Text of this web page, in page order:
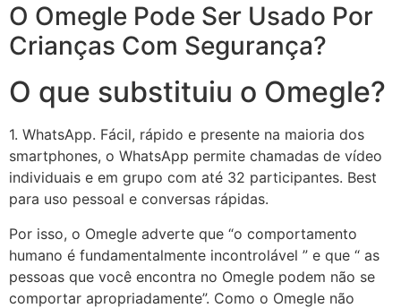
O Omegle Pode Ser Usado Por
Crianças Com Segurança?
O que substituiu o Omegle?
1. WhatsApp. Fácil, rápido e presente na maioria dos
smartphones, o WhatsApp permite chamadas de vídeo
individuais e em grupo com até 32 participantes. Best
para uso pessoal e conversas rápidas.
Por isso, o Omegle adverte que “o comportamento
humano é fundamentalmente incontrolável ” e que “ as
pessoas que você encontra no Omegle podem não se
comportar apropriadamente”. Como o Omegle não